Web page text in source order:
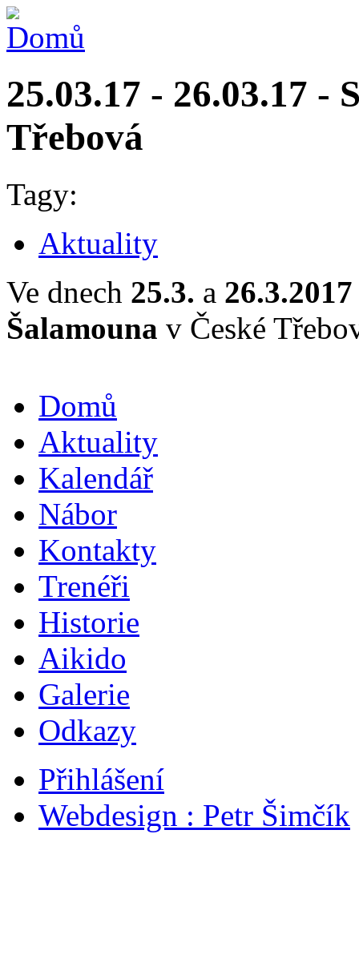
25.03.17 - 26.03.17 -
Třebová
Tagy:
Aktuality
Ve dnech 25.3. a 26.3.2017
Šalamouna v České
Domů
Aktuality
Kalendář
Nábor
Kontakty
Trenéři
Historie
Aikido
Galerie
Odkazy
Přihlášení
Webdesign : Petr Šimčík